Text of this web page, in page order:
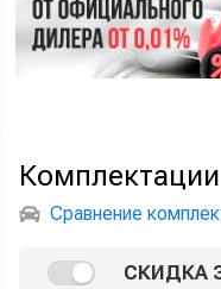
Сравнение
СКИДКА